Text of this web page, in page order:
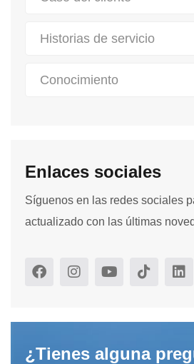
Historias de servicio
Conocimiento
Enlaces sociales
Síguenos en las redes sociales
actualizado con las últimas
¿Tienes alguna